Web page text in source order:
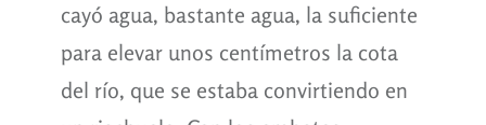
cayó agua, bastante agua, la suficiente
para elevar unos centímetros la cota
del río, que se estaba convirtiendo en